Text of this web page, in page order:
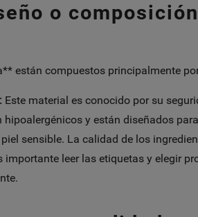
o
están compuestos principalmente
Este material es conocido por su
y están diseñados
sensible. La calidad de los
importante leer las etiquetas y elegir